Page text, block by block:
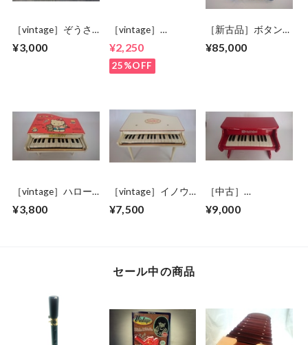
［vintage］ぞうさ
¥3,000
［vintage］
¥2,250
25%OFF
［新古品］ボタンア
¥85,000
［vintage］ハロー
ノ 24鍵盤
¥3,800
［vintage］イノウ
白 31鍵盤 デッ
¥7,500
［中古］
アノ 25鍵盤 赤
¥9,000
セール中の商品